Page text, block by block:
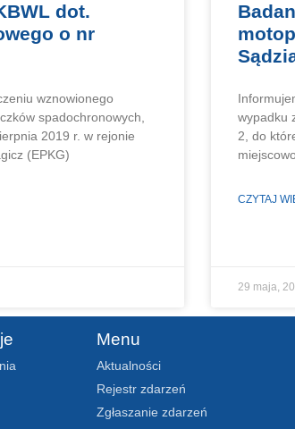
dot.
o nr
wznowionego
spadochronowych,
2019 r. w rejonie
(EPKG)
wypadku
2, do
CZYTAJ
29 maja,
Menu
Aktualności
Rejestr zdarzeń
Zgłaszanie zdarzeń